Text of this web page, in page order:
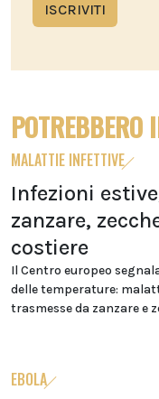
ISCRIVITI
POTREBBERO
MALATTIE INFETTIVE
Infezioni
zanzare,
costiere
Il Centro europeo
delle temperature:
trasmesse da zanzare e
EBOLA